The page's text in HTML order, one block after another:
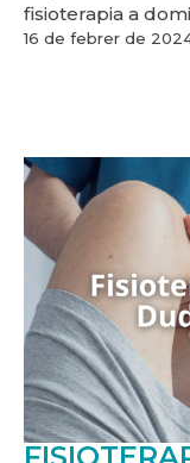
fisioterapia a
16 de febrer de